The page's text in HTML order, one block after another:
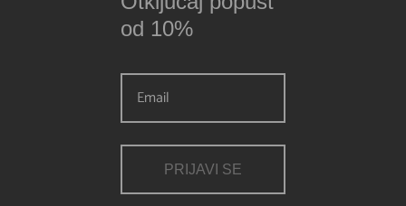
od 10%
PRIJAVI SE